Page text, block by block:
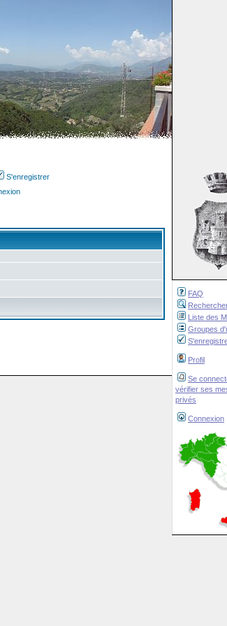
FAQ
Liste des
Groupes
Profil
Se
vérifier ses
privés
Connexion
S'enregistrer